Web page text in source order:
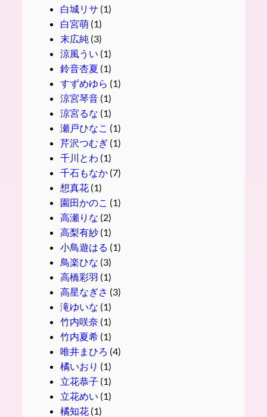
白城リサ (1)
白宮萌(1)
末広純 (3)
涼風うい (1)
鈴音杏夏 (1)
すずめゆら (1)
涼宮琴音(1)
涼宮るな (1)
瀬戸ひなこ (1)
芹沢つむぎ(1)
千川とわ (1)
千石もなか(7)
想真花(1)
園田かのこ (1)
高瀬りな (2)
高梨有紗(1)
小鳥遊はる (1)
鳥楽ひな (3)
高橋彩羽 (1)
高星なぎさ (3)
滝ゆいな (1)
竹内咲奈 (1)
竹内夏希(1)
唯井まひろ (4)
橘いおり (1)
立花恭子 (1)
立花めい (1)
橘知花(1)